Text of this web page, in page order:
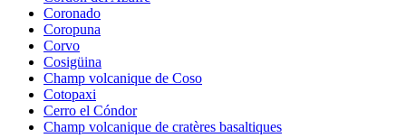
Coronado
Coropuna
Corvo
Cosigüina
Champ volcanique de Coso
Cotopaxi
Cerro el Cóndor
Champ volcanique de cratères basaltiques